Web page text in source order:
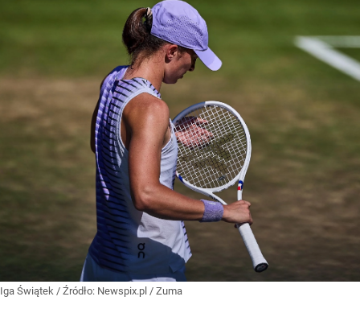
Iga Świątek / Źródło: Newspix.pl / Zuma